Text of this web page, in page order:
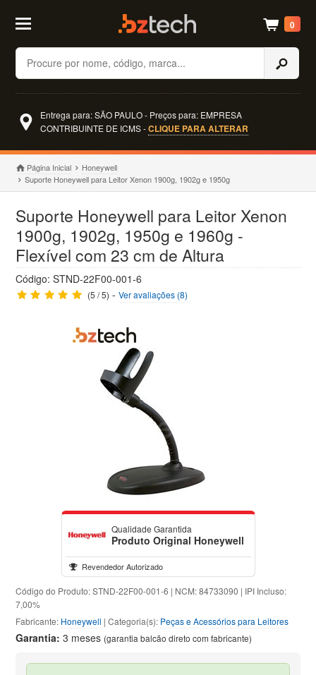
Buscar
0
Entrega para: SÃO PAULO - Preços para: EMPRESA
CONTRIBUINTE DE ICMS -CLIQUE PARA ALTERAR
Página Inicial
Honeywell
Suporte Honeywell para Leitor Xenon 1900g, 1902g e 1950g
Suporte Honeywell para Leitor Xenon
1900g, 1902g, 1950g e 1960g -
Flexível com 23 cm de Altura
Código: STND-22F00-001-6
(5 / 5) -Ver avaliações (8)
Qualidade Garantida
Produto Original Honeywell
Revendedor Autorizado
Código do Produto: STND-22F00-001-6 | NCM: 84733090 | IPI Incluso:
7,00%
Fabricante: Honeywell | Categoria(s): Peças e Acessórios para Leitores
Garantia:3 meses (garantia balcão direto com fabricante)